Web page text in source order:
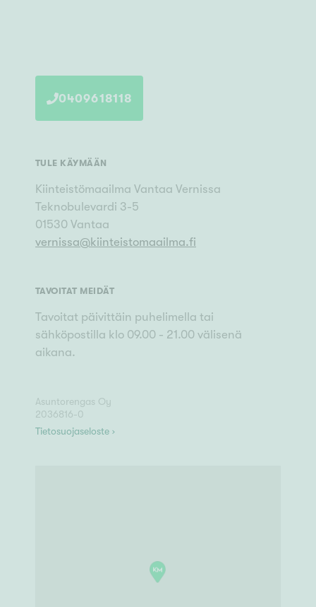
0409618118
TULE KÄYMÄÄN
Kiinteistömaailma Vantaa Vernissa
Teknobulevardi 3-5
01530 Vantaa
vernissa@kiinteistomaailma.fi
TAVOITAT MEIDÄT
Tavoitat päivittäin puhelimella tai
sähköpostilla klo 09.00 - 21.00 välisenä
aikana.
Asuntorengas Oy
2036816-0
Tietosuojaseloste ›